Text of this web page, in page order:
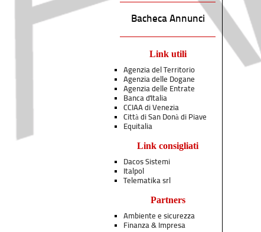
Bacheca Annunci
Link utili
Agenzia del Territorio
Agenzia delle Dogane
Agenzia delle Entrate
Banca d'Italia
CCIAA di Venezia
Città di San Donà di Piave
Equitalia
Link consigliati
Dacos Sistemi
Italpol
Telematika srl
Partners
Ambiente e sicurezza
Finanza & Impresa